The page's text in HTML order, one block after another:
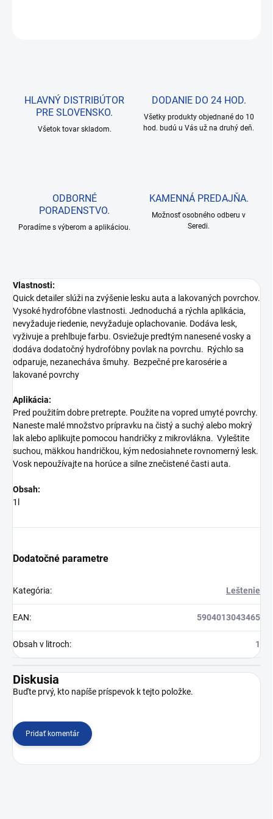
HLAVNÝ DISTRIBÚTOR
PRE SLOVENSKO.
Všetok tovar skladom.
DODANIE DO 24 HOD.
Všetky produkty objednané do 10
hod. budú u Vás už na druhý deň.
ODBORNÉ
PORADENSTVO.
Poradíme s výberom a aplikáciou.
KAMENNÁ PREDAJŇA.
Možnosť osobného odberu v
Seredi.
Vlastnosti:
Quick detailer slúži na zvýšenie lesku auta a lakovaných povrchov.
Vysoké hydrofóbne vlastnosti. Jednoduchá a rýchla aplikácia,
nevyžaduje riedenie, nevyžaduje oplachovanie. Dodáva lesk,
vyživuje a prehlbuje farbu. Osviežuje predtým nanesené vosky a
dodáva dodatočný hydrofóbny povlak na povrchu. Rýchlo sa
odparuje, nezanecháva šmuhy. Bezpečné pre karosérie a
lakované povrchy
Aplikácia:
Pred použitím dobre pretrepte. Použite na vopred umyté povrchy.
Naneste malé množstvo prípravku na čistý a suchý alebo mokrý
lak alebo aplikujte pomocou handričky z mikrovlákna. Vyleštite
suchou, mäkkou handričkou, kým nedosiahnete rovnomerný lesk.
Vosk nepoužívajte na horúce a silne znečistené časti auta.
Obsah:
1l
Dodatočné parametre
Kategória: Leštenie
EAN: 5904013043465
Obsah v litroch: 1
Diskusia
Buďte prvý, kto napíše príspevok k tejto položke.
Pridať komentár